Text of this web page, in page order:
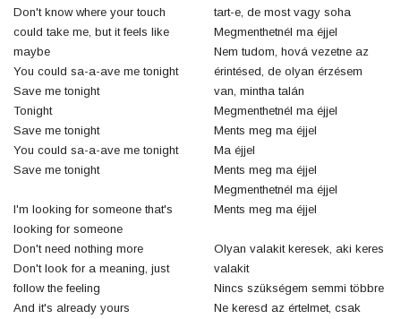
Don't know where your touch
could take me, but it feels like
maybe
You could sa-a-ave me tonight
Save me tonight
Tonight
Save me tonight
You could sa-a-ave me tonight
Save me tonight
I'm looking for someone that's
looking for someone
Don't need nothing more
Don't look for a meaning, just
follow the feeling
And it's already yours
tart-e, de most vagy soha
Megmenthetnél ma éjjel
Nem tudom, hová vezetne az
érintésed, de olyan érzésem
van, mintha talán
Megmenthetnél ma éjjel
Ments meg ma éjjel
Ma éjjel
Ments meg ma éjjel
Megmenthetnél ma éjjel
Ments meg ma éjjel
Olyan valakit keresek, aki keres
valakit
Nincs szükségem semmi többre
Ne keresd az értelmet, csak